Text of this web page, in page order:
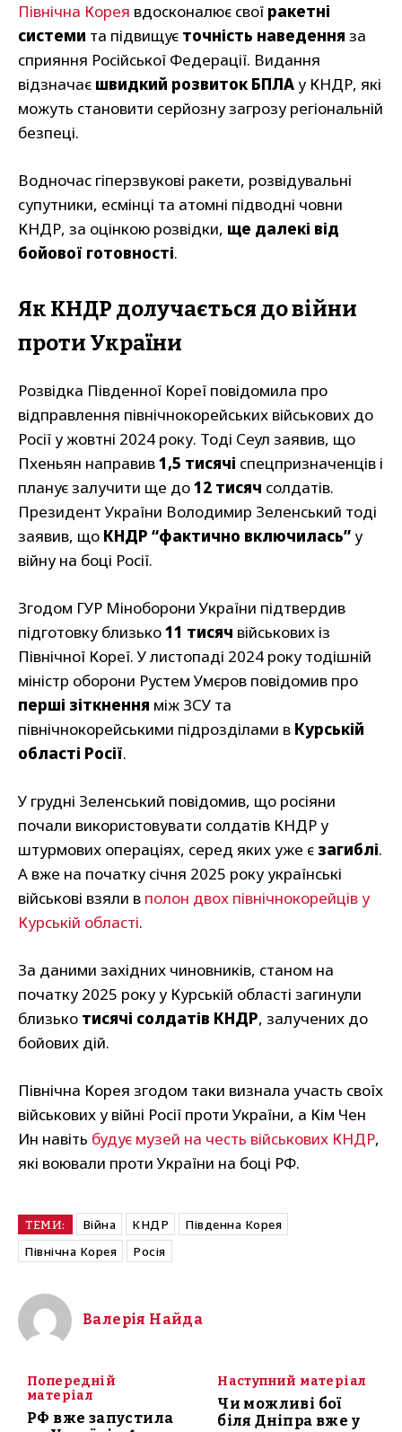
Північна Корея вдосконалює свої ракетні
системи та підвищує точність наведення за
сприяння Російської Федерації. Видання
відзначає швидкий розвиток БПЛА у КНДР, які
можуть становити серйозну загрозу регіональній
безпеці.
Водночас гіперзвукові ракети, розвідувальні
супутники, есмінці та атомні підводні човни
КНДР, за оцінкою розвідки, ще далекі від
бойової готовності.
Як КНДР долучається до війни
проти України
Розвідка Південної Кореї повідомила про
відправлення північнокорейських військових до
Росії у жовтні 2024 року. Тоді Сеул заявив, що
Пхеньян направив1,5 тисячі спецпризначенців і
планує залучити ще до12 тисяч солдатів.
Президент України Володимир Зеленський тоді
заявив, що КНДР “фактично включилась” у
війну на боці Росії.
Згодом ГУР Міноборони України підтвердив
підготовку близько11 тисяч військових із
Північної Кореї. У листопаді 2024 року тодішній
міністр оборони Рустем Умєров повідомив про
перші зіткнення між ЗСУ та
північнокорейськими підрозділами в Курській
області Росії.
У грудні Зеленський повідомив, що росіяни
почали використовувати солдатів КНДР у
штурмових операціях, серед яких уже є загиблі.
А вже на початку січня 2025 року українські
військові взяли в полон двох північнокорейців у
Курській області.
За даними західних чиновників, станом на
початку 2025 року у Курській області загинули
близько тисячі солдатів КНДР, залучених до
бойових дій.
Північна Корея згодом таки визнала участь своїх
військових у війні Росії проти України, а Кім Чен
Ин навіть будує музей на честь військових КНДР,
які воювали проти України на боці РФ.
ТЕМИ: Війна КНДР
Південна Корея
Північна Корея
Росія
Валерія Найда
Попередній
матеріал
РФ вже запустила
Наступний матеріал
Чи можливі бої
біля Дніпра вже у